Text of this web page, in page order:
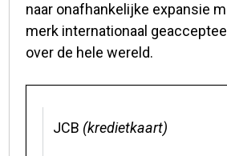
naar onafhankelijke expansie
merk internationaal
over de hele wereld.
JCB (kredietkaart)